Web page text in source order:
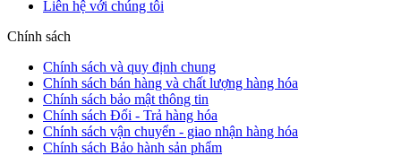
Liên hệ với chúng tôi
Chính sách
Chính sách và quy định chung
Chính sách bán hàng và chất lượng hàng hóa
Chính sách bảo mật thông tin
Chính sách Đổi - Trả hàng hóa
Chính sách vận chuyển - giao nhận hàng hóa
Chính sách Bảo hành sản phẩm